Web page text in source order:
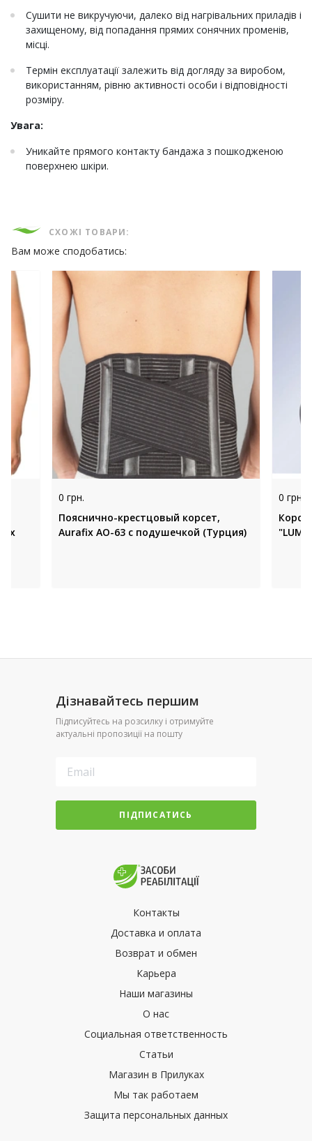
Сушити не викручуючи, далеко від нагрівальних приладів і
захищеному, від попадання прямих сонячних променів,
місці.
Термін експлуатації залежить від догляду за виробом,
використанням, рівню активності особи і відповідності
розміру.
Увага:
Уникайте прямого контакту бандажа з пошкодженою
поверхнею шкіри.
СХОЖІ ТОВАРИ:
Вам може сподобатись:
0 грн.
Пояснично-крестцовый корсет,
Aurafix AO-63 с подушечкой (Турция)
0 грн.
Дізнавайтесь першим
Підписуйтесь на розсилку і отримуйте
актуальні пропозиції на пошту
ПІДПИСАТИСЬ
Контакты
Доставка и оплата
Возврат и обмен
Карьера
Наши магазины
О нас
Социальная ответственность
Статьи
Магазин в Прилуках
Мы так работаем
Защита персональных данных